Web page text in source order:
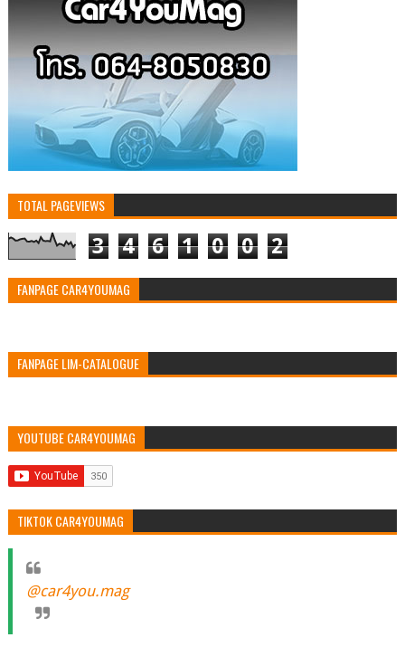
TOTAL PAGEVIEWS
3 4 6 1 0 0 2
FANPAGE CAR4YOUMAG
FANPAGE LIM-CATALOGUE
YOUTUBE CAR4YOUMAG
TIKTOK CAR4YOUMAG
@car4you.mag